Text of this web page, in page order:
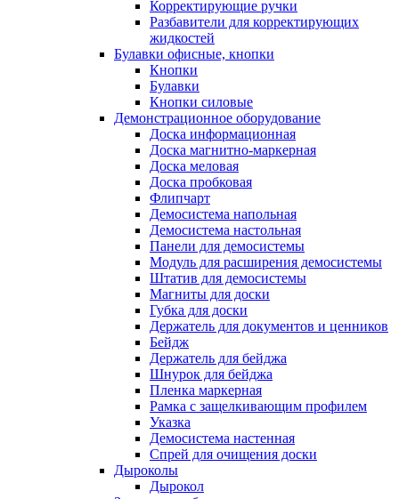
Корректирующие ручки
Разбавители для корректирующих
жидкостей
Булавки офисные, кнопки
Кнопки
Булавки
Кнопки силовые
Демонстрационное оборудование
Доска информационная
Доска магнитно-маркерная
Доска меловая
Доска пробковая
Флипчарт
Демосистема напольная
Демосистема настольная
Панели для демосистемы
Модуль для расширения демосистемы
Штатив для демосистемы
Магниты для доски
Губка для доски
Держатель для документов и ценников
Бейдж
Держатель для бейджа
Шнурок для бейджа
Пленка маркерная
Рамка с защелкивающим профилем
Указка
Демосистема настенная
Спрей для очищения доски
Дыроколы
Дырокол